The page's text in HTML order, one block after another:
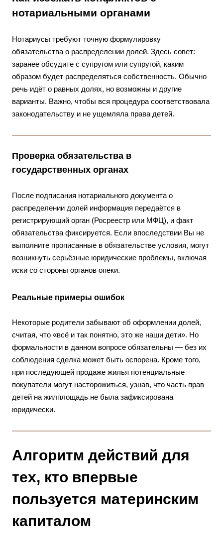
нотариальными органами
Нотариусы требуют точную формулировку
обязательства о распределении долей. Здесь совет:
заранее обсудите с супругом или супругой, каким
образом будет распределяться собственность. Обычно
речь идёт о равных долях, но возможны и другие
варианты. Важно, чтобы вся процедура соответствовала
законодательству и не ущемляла права детей.
Проверка обязательства в
государственных органах
После подписания нотариального документа о
распределении долей информация передаётся в
регистрирующий орган (Росреестр или МФЦ), и факт
обязательства фиксируется. Если впоследствии Вы не
выполните прописанные в обязательстве условия, могут
возникнуть серьёзные юридические проблемы, включая
иски со стороны органов опеки.
Реальные примеры ошибок
Некоторые родители забывают об оформлении долей,
считая, что «всё и так понятно, это же наши дети». Но
формальности в данном вопросе обязательны — без их
соблюдения сделка может быть оспорена. Кроме того,
при последующей продаже жилья потенциальные
покупатели могут насторожиться, узнав, что часть прав
детей на жилплощадь не была зафиксирована
юридически.
Алгоритм действий для
тех, кто впервые
пользуется материнским
капиталом